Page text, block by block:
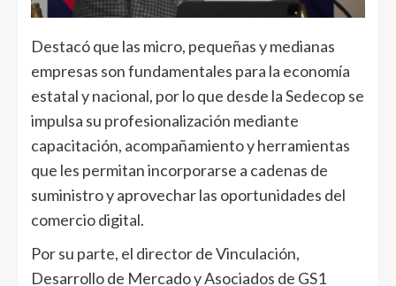
Destacó que las micro, pequeñas y medianas
empresas son fundamentales para la economía
estatal y nacional, por lo que desde la Sedecop se
impulsa su profesionalización mediante
capacitación, acompañamiento y herramientas
que les permitan incorporarse a cadenas de
suministro y aprovechar las oportunidades del
comercio digital.
Por su parte, el director de Vinculación,
Desarrollo de Mercado y Asociados de GS1